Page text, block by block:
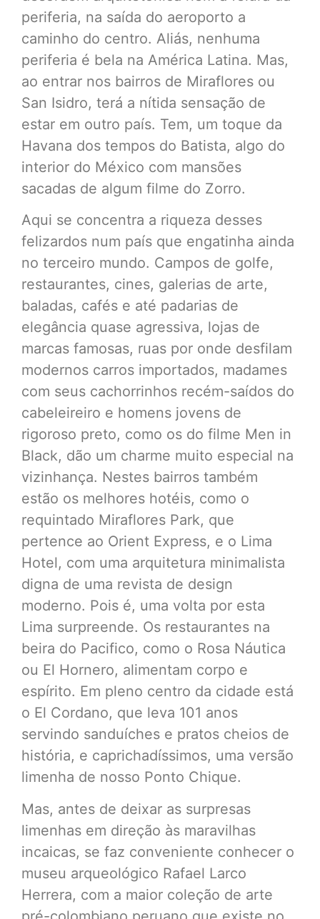
periferia, na saída do aeroporto a
caminho do centro. Aliás, nenhuma
periferia é bela na América Latina. Mas,
ao entrar nos bairros de Miraflores ou
San Isidro, terá a nítida sensação de
estar em outro país. Tem, um toque da
Havana dos tempos do Batista, algo do
interior do México com mansões
sacadas de algum filme do Zorro.
Aqui se concentra a riqueza desses
felizardos num país que engatinha ainda
no terceiro mundo. Campos de golfe,
restaurantes, cines, galerias de arte,
baladas, cafés e até padarias de
elegância quase agressiva, lojas de
marcas famosas, ruas por onde desfilam
modernos carros importados, madames
com seus cachorrinhos recém-saídos do
cabeleireiro e homens jovens de
rigoroso preto, como os do filme Men in
Black, dão um charme muito especial na
vizinhança. Nestes bairros também
estão os melhores hotéis, como o
requintado Miraflores Park, que
pertence ao Orient Express, e o Lima
Hotel, com uma arquitetura minimalista
digna de uma revista de design
moderno. Pois é, uma volta por esta
Lima surpreende. Os restaurantes na
beira do Pacifico, como o Rosa Náutica
ou El Hornero, alimentam corpo e
espírito. Em pleno centro da cidade está
o El Cordano, que leva 101 anos
servindo sanduíches e pratos cheios de
história, e caprichadíssimos, uma versão
limenha de nosso Ponto Chique.
Mas, antes de deixar as surpresas
limenhas em direção às maravilhas
incaicas, se faz conveniente conhecer o
museu arqueológico Rafael Larco
Herrera, com a maior coleção de arte